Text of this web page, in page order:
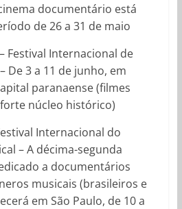
documentário está
de 26 a 31 de maio
Festival Internacional de
De 3 a 11 de junho, em
paranaense (filmes
núcleo histórico)
Internacional do
– A décima-segunda
a documentários
musicais (brasileiros e
em São Paulo, de 10 a